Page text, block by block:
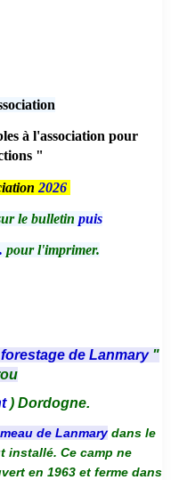
à l'association pour
"
2026
le bulletin puis
pour l'imprimer.
de Lanmary "
) Dordogne.
de Lanmarydans le
installé. Ce camp ne
en 1963 et ferme dans